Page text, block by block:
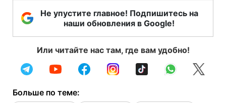
Не упустите главное! Подпишитесь на
наши обновления в Google!
Или читайте нас там, где вам удобно!
Больше по теме: